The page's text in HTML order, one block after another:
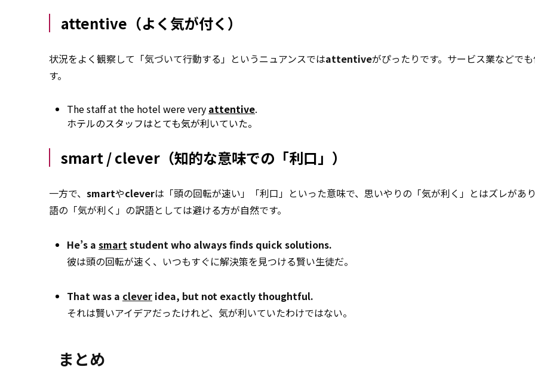
attentive（よく気が付く）
状況をよく観察して「気づいて行動する」というニュアンスではattentiveがぴったりです。サービス業などで
す。
The staff at the hotel were very attentive.
ホテルのスタッフはとても気が利いていた。
smart / clever（知的な意味での「利口」）
一方で、 smartやcleverは「頭の回転が速い」「利口」といった意味で、思いやりの「気が利く」とはズレがあ
語の「気が利く」の訳語としては避ける方が自然です。
He’s a smartstudent who always finds quick solutions.
彼は頭の回転が速く、いつもすぐに解決策を見つける賢い生徒だ。
That was a clever idea, but not exactly thoughtful.
それは賢いアイデアだったけれど、気が利いていたわけではない。
まとめ